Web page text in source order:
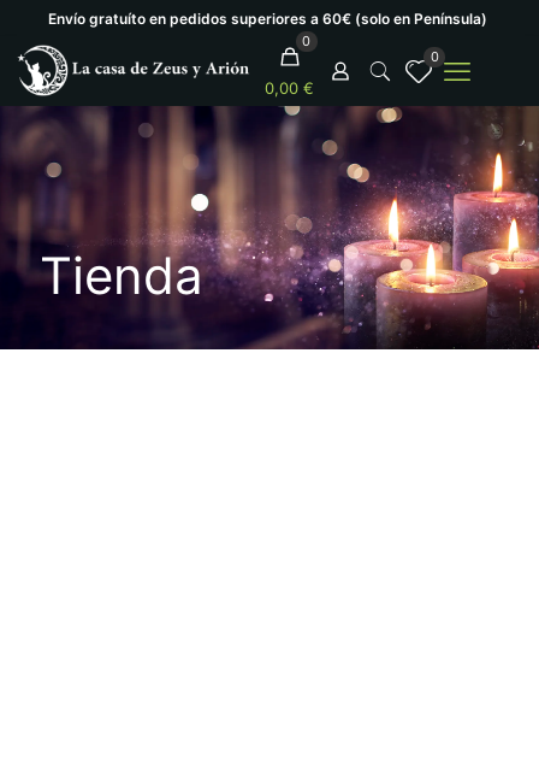
Envío gratuíto en pedidos superiores a 60€ (solo en Península)
0
0,00 €
0
Tienda